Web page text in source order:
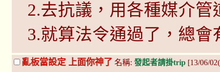
2.去抗議，用各種媒介管
3.就算法令通過了，總會
亂板當設定 上面你神了 名稱: 發起者請掛trip [13/06/